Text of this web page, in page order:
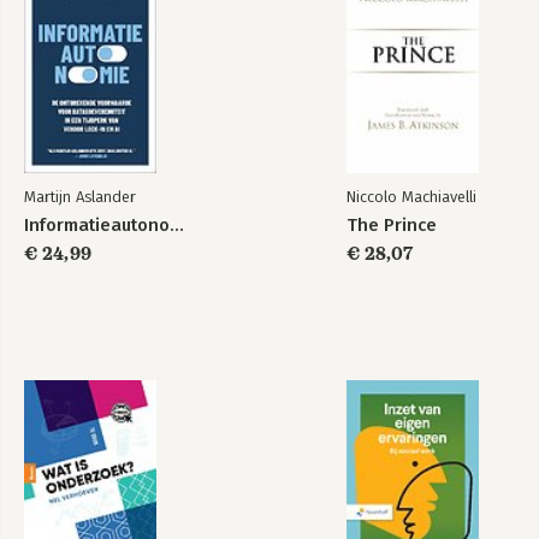
Martijn Aslander
Informatieautonomie
€ 24,99
Niccolo Machiavelli
The Prince
€ 28,07